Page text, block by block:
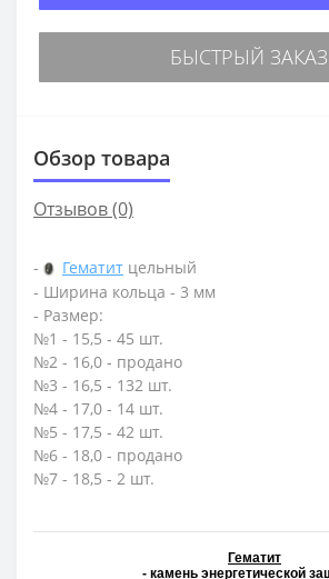
БЫСТРЫЙ ЗАКАЗ
Обзор товара
Отзывов (0)
- Гематит цельный
- Ширина кольца - 3 мм
- Размер:
№1 - 15,5 - 45 шт.
№2 - 16,0 - продано
№3 - 16,5 - 132 шт.
№4 - 17,0 - 14 шт.
№5 - 17,5 - 42 шт.
№6 - 18,0 - продано
№7 - 18,5 - 2 шт.
Гематит
- камень энергетической